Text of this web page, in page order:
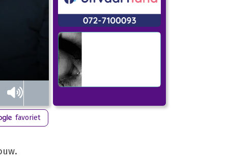
favoriet